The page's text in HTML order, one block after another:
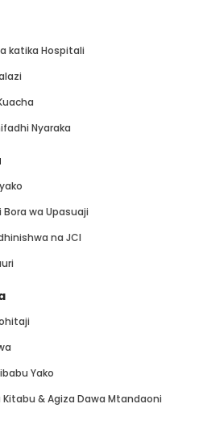
katika Hospitali
Nyaraka
wa Upasuaji
na JCI
Yako
& Agiza Dawa Mtandaoni